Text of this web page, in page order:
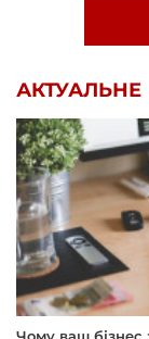
АКТУАЛЬНЕ
Чому ваш бізнес